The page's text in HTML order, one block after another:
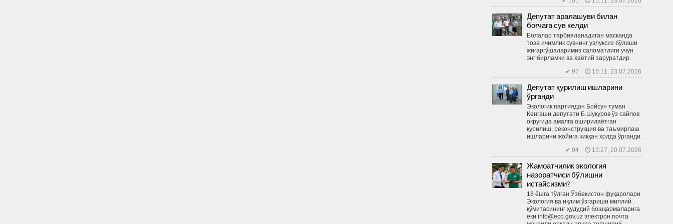
Депутат аралашуви билан
боғчага сув келди
Болалар тарбияланадиган мас­канда
тоза ичимлик сувнинг узлуксиз бўлиши
жигаргўшаларимиз саломатлиги учун
энг бирламчи ва ҳаётий заруратдир.
✔ 97 🕔 15:11, 23.07.2026
Депутат қурилиш ишларини
ўрганди
Экологик партиядан Бойсун туман
Кенгаши депутати Б.Шукуров ўз сайлов
округида амалга оширилаётган
қурилиш, реконструкция ва таъмирлаш
ишларини жойига чиққан ҳолда ўрганди.
✔ 94 🕔 13:27, 20.07.2026
Жамоатчилик экология
назоратчиси бўлишни
истайсизми?
18 ёшга тўлган Ўзбекистон фуқаролари
Экология ва иқлим ўзгариши миллий
қўмитасининг ҳудудий бош­қармаларига
ёки info@eco.gov.uz электрон почта